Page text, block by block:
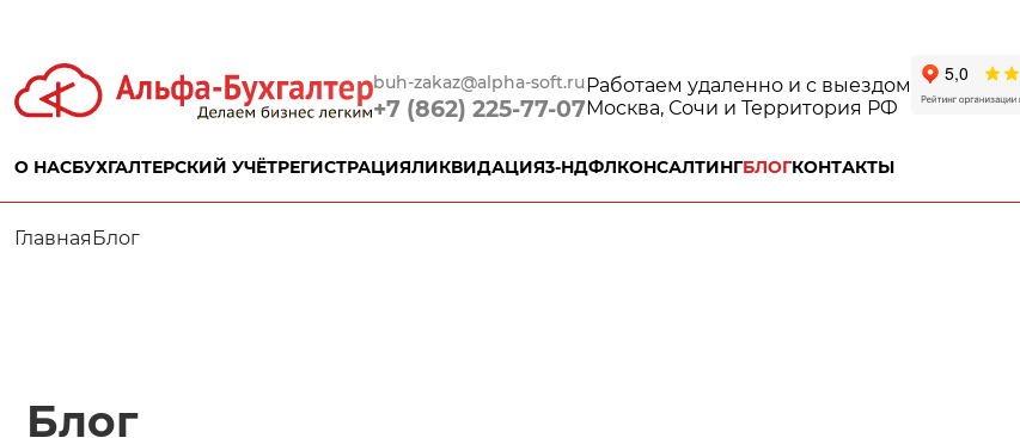
buh-zakaz@alpha-soft.ru
+7 (862) 225-77-07
Работаем удаленно и с выездом
Москва, Сочи и Территория РФ
О НАСБУХГАЛТЕРСКИЙ УЧЁТРЕГИСТРАЦИЯЛИКВИДАЦИЯ3-НДФЛКОНСАЛТИНГБЛОГКОНТАКТЫ
ГлавнаяБлог
Блог